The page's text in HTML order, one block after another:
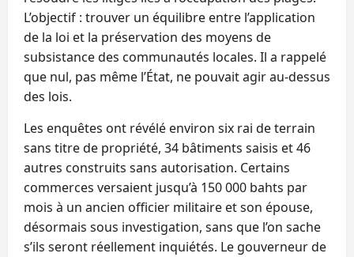
L’objectif : trouver un équilibre entre l’application
de la loi et la préservation des moyens de
subsistance des communautés locales. Il a rappelé
que nul, pas même l’État, ne pouvait agir au‑dessus
des lois.
Les enquêtes ont révélé environ six rai de terrain
sans titre de propriété, 34 bâtiments saisis et 46
autres construits sans autorisation. Certains
commerces versaient jusqu’à 150 000 bahts par
mois à un ancien officier militaire et son épouse,
désormais sous investigation, sans que l’on sache
s’ils seront réellement inquiétés. Le gouverneur de